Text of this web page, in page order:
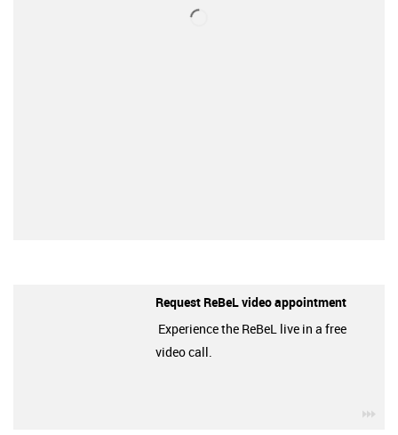
Request ReBeL video appointment
Experience the ReBeL live in a free
video call.